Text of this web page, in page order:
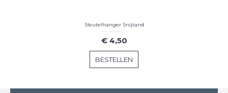
Sleutelhanger Snijtand
€ 4,50
BESTELLEN